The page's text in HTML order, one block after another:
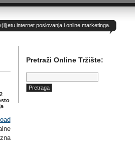
internet poslovanja i online marketinga.
Pretraži Online Tržište:
Pretraga: